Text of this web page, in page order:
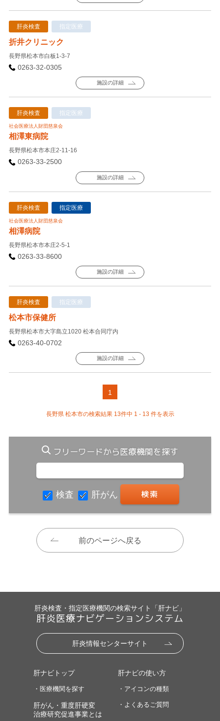
肝炎検査 指定医療
折井クリニック
長野県松本市白板1-3-7
0263-32-0305
施設の詳細
肝炎検査 指定医療
社会医療法人財団慈泉会
相澤東病院
長野県松本市本庄2-11-16
0263-33-2500
施設の詳細
肝炎検査 指定医療
社会医療法人財団慈泉会
相澤病院
長野県松本市本庄2-5-1
0263-33-8600
施設の詳細
肝炎検査 指定医療
松本市保健所
長野県松本市大字島立1020 松本合同庁内
0263-40-0702
施設の詳細
1
長野県 松本市の検索結果 13件中 1 - 13 件を表示
フリーワードから医療機関を探す
検査 肝がん
前のページへ戻る
肝炎検査・指定医療機関の検索サイト「肝ナビ」
肝炎医療ナビゲーションシステム
肝炎情報センターサイト
肝ナビトップ
・医療機関を探す
肝がん・重度肝硬変
治療研究促進事業とは
肝ナビの使い方
・アイコンの種類
・よくあるご質問